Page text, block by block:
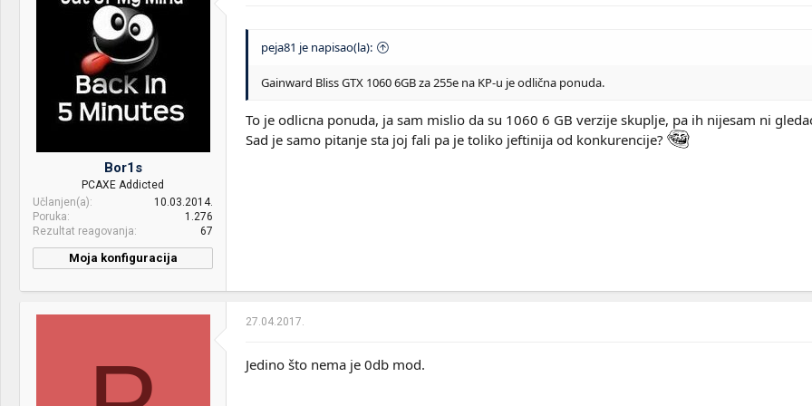
Optical drives: Asus neki
Mice &
keyboard:
CM Storm Quickfire
Ultimate / Logitech G400s
Internet: Optika 30 Mbit/s
OS & Browser: Win 8.1 Pro / Chrome
Bor1s
PCAXE Addicted
Učlanjen(a)
10.03.2014.
Poruka
1.276
Rezultat reagovanja
67
Moja konfiguracija
Gigabyte GTX 1070 G1
peja81 je napisao(la):
Gainward Bliss GTX 1060 6GB za 255e na KP-u je odlična ponuda.
To je odlicna ponuda, ja sam mislio da su 1060 6 GB verzije skuplje, pa ih nijesam ni
Sad je samo pitanje sta joj fali pa je toliko jeftinija od konkurencije?
27.04.2017.
Jedino što nema je 0db mod.